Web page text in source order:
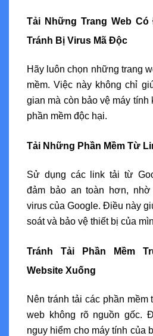
Tải Những Trang Web
Tránh Bị Virus Mã Độc
Hãy luôn chọn những trang
mềm. Việc này không chỉ
gian mà còn bảo vệ máy tính
phần mềm độc hại.
Tải Những Phần Mềm Từ
Sử dụng các link tải từ
đảm bảo an toàn hơn,
virus của Google. Điều này
soát và bảo vệ thiết bị của
Tránh Tải Phần Mềm
Website Xuống
Nên tránh tải các phần mềm
web không rõ nguồn gốc.
nguy hiểm cho máy tính của